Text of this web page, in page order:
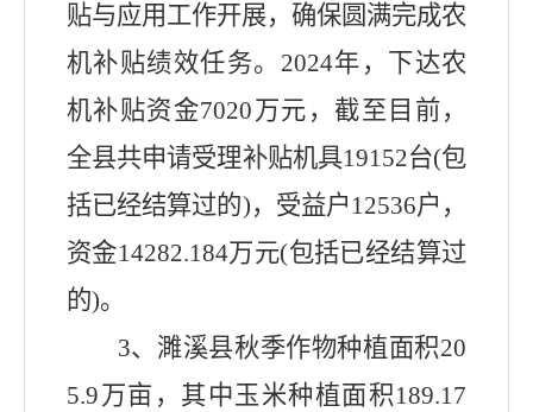
贴与应用工作开展，确保圆满完成农
机补贴绩效任务。 2024年，下达农
机补贴资金7020万元，截至目前，
全县共申请受理补贴机具19152台(包
括已经结算过的)，受益户 12536户，
资金14282.184万元(包括已经结算过
的)。
3、濉溪县秋季作物种植面积20
5.9万亩，其中玉米种植面积189.17